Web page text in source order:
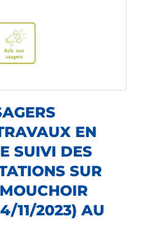
EN
SUIVI DES
SUR
11/2023) AU